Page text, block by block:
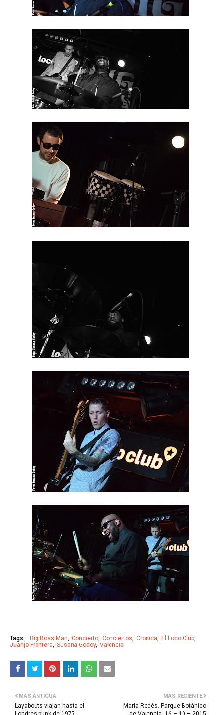
Tags: Big Boss Man Concierto Conciertos Cronica
El Loco Club
Juanjo Frontera
Susana Godoy Valencia
MÁS RECIENTE
Maria Rodés. Parque Botánico
MÁS ANTIGUA
Layabouts viajan hasta el